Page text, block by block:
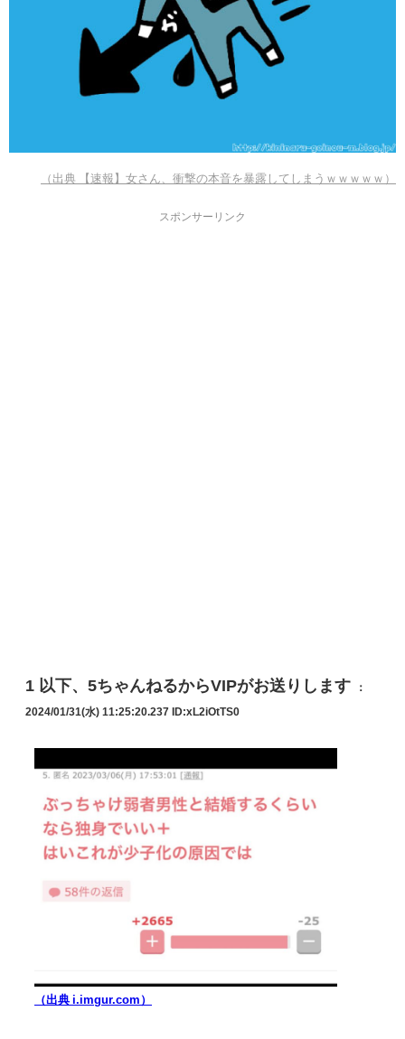
（出典 【速報】女さん、衝撃の本音を暴露してしまうｗｗｗｗｗ）
スポンサーリンク
1 以下、5ちゃんねるからVIPがお送りします ：
2024/01/31(水) 11:25:20.237 ID:xL2iOtTS0
（出典 i.imgur.com）